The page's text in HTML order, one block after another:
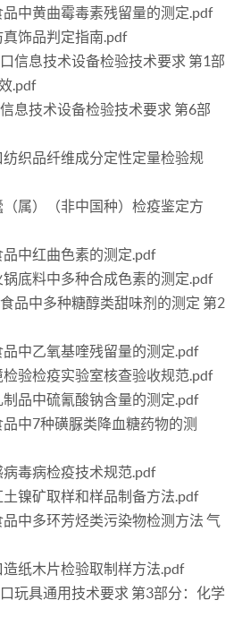
中黄曲霉毒素残留量的测定.pdf
饰品判定指南.pdf
信息技术设备检验技术要求 第1部
.pdf
息技术设备检验技术要求 第6部
织品纤维成分定性定量检验规
属）（非中国种）检疫鉴定方
中红曲色素的测定.pdf
底料中多种合成色素的测定.pdf
品中多种糖醇类甜味剂的测定 第2
中乙氧基喹残留量的测定.pdf
验检疫实验室核查验收规范.pdf
品中硫氰酸钠含量的测定.pdf
中7种磺脲类降血糖药物的测
毒病检疫技术规范.pdf
镍矿取样和样品制备方法.pdf
中多环芳烃类污染物检测方法 气
纸木片检验取制样方法.pdf
玩具通用技术要求 第3部分：化学